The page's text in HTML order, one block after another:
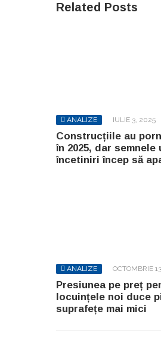
Related Posts
ANALIZE IULIE 3, 2025
Construcțiile au
în 2025, dar semnele
încetiniri încep să
ANALIZE OCTOMBRIE
Presiunea pe preț
locuințele noi duce
suprafețe mai mici